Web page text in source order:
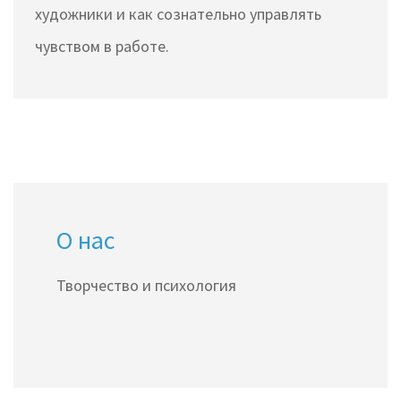
художники и как сознательно управлять
чувством в работе.
О нас
Творчество и психология